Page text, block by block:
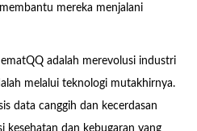
mereka menjalani
adalah merevolusi industri
melalui teknologi mutakhirnya.
data canggih dan kecerdasan